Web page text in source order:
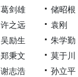
葛剑雄
储昭根
许之远
袁刚
吴励生
朱学勤
郑秉文
莫于川
谢志浩
孙立平